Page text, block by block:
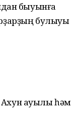
бы­уынға
булыуы
ауылы һәм